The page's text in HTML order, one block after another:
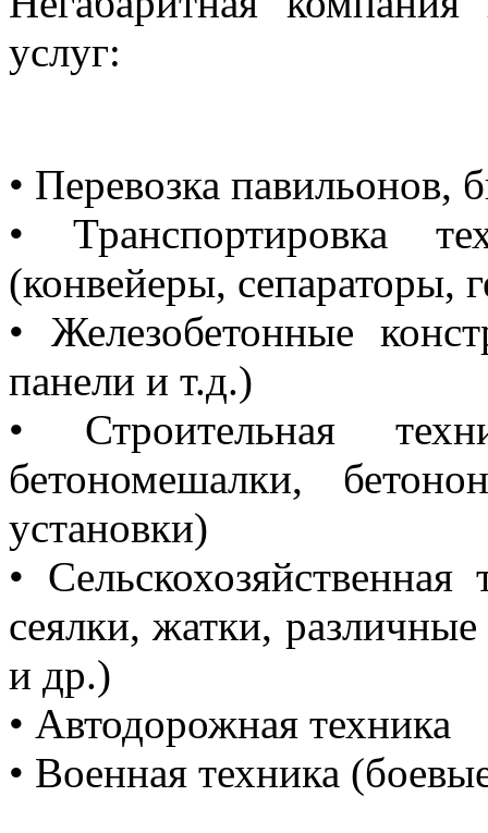
услуг:
• Перевозка павильонов,
• Транспортировка
(конвейеры, сепараторы,
• Железобетонные
панели и т.д.)
• Строительная
бетономешалки,
установки)
•
сеялки, жатки,
и др.)
• Автодорожная техника
• Военная техника